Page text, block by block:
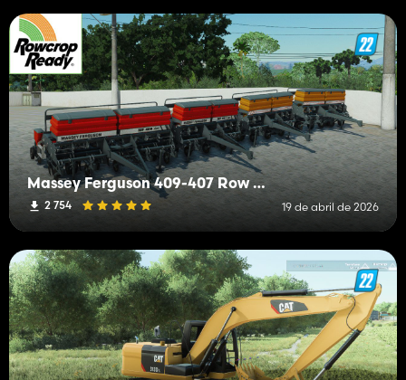
Massey Ferguson 409-407 Row crop
2 754 19 de abril de 2026